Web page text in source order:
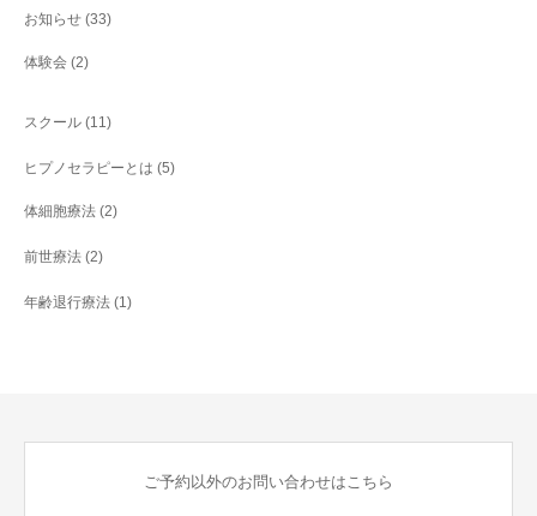
お知らせ (33)
体験会 (2)
スクール (11)
ヒプノセラピーとは (5)
体細胞療法 (2)
前世療法 (2)
年齢退行療法 (1)
ご予約以外のお問い合わせはこちら